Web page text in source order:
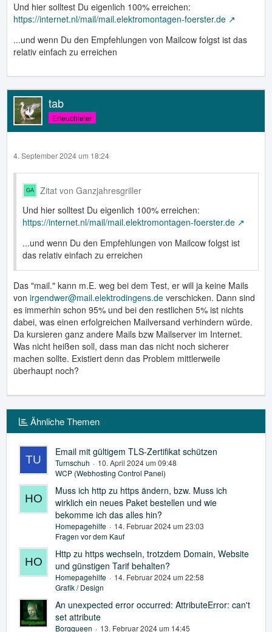
Und hier solltest Du eigenlich 100% erreichen:
https://internet.nl/mail/mail.elektromontagen-foerster.de
...und wenn Du den Empfehlungen von Mailcow folgst ist das
relativ einfach zu erreichen
tab
Erleuchteter
4. September 2024 um 18:24
Zitat von Ganzjahresgriller
Und hier solltest Du eigenlich 100% erreichen:
https://internet.nl/mail/mail.elektromontagen-foerster.de
...und wenn Du den Empfehlungen von Mailcow folgst ist
das relativ einfach zu erreichen
Das "mail." kann m.E. weg bei dem Test, er will ja keine Mails
von irgendwer@mail.elektrodingens.de verschicken. Dann sind
es immerhin schon 95% und bei den restlichen 5% ist nichts
dabei, was einen erfolgreichen Mailversand verhindern würde.
Da kursieren ganz andere Mails bzw Mailserver im Internet.
Was nicht heißen soll, dass man das nicht noch sicherer
machen sollte. Existiert denn das Problem mittlerweile
überhaupt noch?
Ähnliche Themen
Email mit gültigem TLS-Zertifikat schützen
Turnschuh
10. April 2024 um 09:48
WCP (Webhosting Control Panel)
Muss ich http zu https ändern, bzw. Muss ich
wirklich ein neues Paket bestellen und wie
bekomme ich das alles hin?
Homepagehilfe
14. Februar 2024 um 23:03
Fragen vor dem Kauf
Http zu https wechseln, trotzdem Domain, Website
und günstigen Tarif behalten?
Homepagehilfe
14. Februar 2024 um 22:58
Grafik / Design
An unexpected error occurred: AttributeError: can't
set attribute
Borgqueen 13. Februar 2024 um 14:45